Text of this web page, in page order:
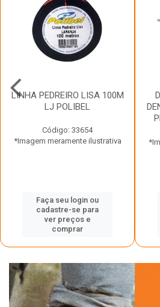
LINHA PEDREIRO LISA 100M
LJ POLIBEL
Código: 33654
*Imagem meramente ilustrativa
Faça seu login ou
cadastre-se para
ver preços e
comprar